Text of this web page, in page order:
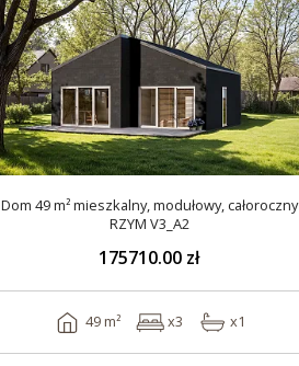
Dom 49 m² mieszkalny, modułowy, całoroczny
RZYM V3_A2
175710.00 zł
49 m² x3 x1